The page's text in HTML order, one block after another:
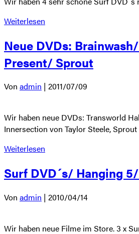
Weiterlesen
Neue DVDs:
Present/ Sprout
Von admin | 2011/07/09
Wir haben neue DVDs: Transworld
Innersection von Taylor Steele,
Weiterlesen
Surf DVD´s/ Hanging
Von admin | 2010/04/14
Wir haben neue Filme im Store. 3 x